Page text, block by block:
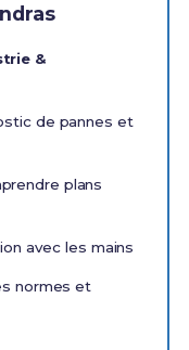
&
de pannes et
plans
avec les mains
normes et